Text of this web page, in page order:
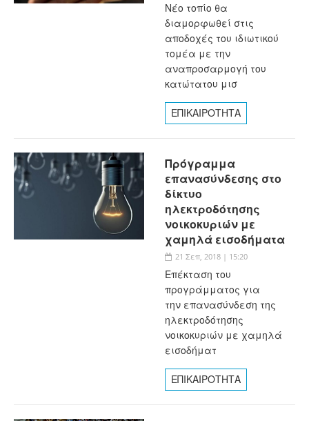
Νέο τοπίο θα
διαμορφωθεί στις
αποδοχές του ιδιωτικού
τομέα με την
αναπροσαρμογή του
κατώτατου μισ
ΕΠΙΚΑΙΡΟΤΗΤΑ
Πρόγραμμα
επανασύνδεσης στο
δίκτυο
ηλεκτροδότησης
νοικοκυριών με
χαμηλά εισοδήματα
21 Σεπ, 2018 | 15:20
Επέκταση του
προγράμματος για
την επανασύνδεση της
ηλεκτροδότησης
νοικοκυριών με χαμηλά
εισοδήματ
ΕΠΙΚΑΙΡΟΤΗΤΑ